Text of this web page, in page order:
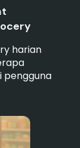
harian
pengguna